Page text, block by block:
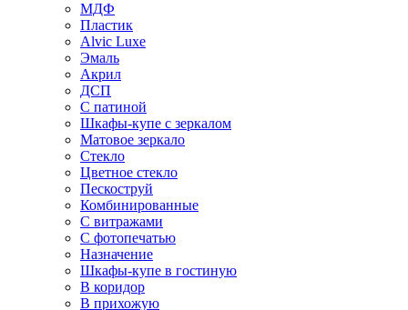
МДФ
Пластик
Alvic Luxe
Эмаль
Акрил
ДСП
С патиной
Шкафы-купе с зеркалом
Матовое зеркало
Стекло
Цветное стекло
Пескоструй
Комбинированные
С витражами
С фотопечатью
Назначение
Шкафы-купе в гостиную
В коридор
В прихожую